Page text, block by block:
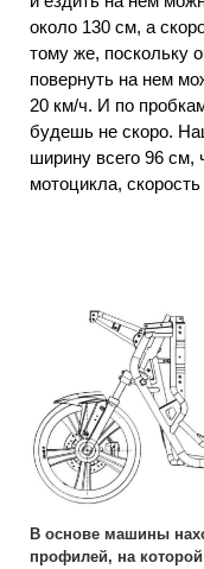
около 130 см, а
тому же, поскольку
повернуть на нем
20 км/ч. И по
будешь не скоро.
ширину всего 96
мотоцикла,
В основе машины
профилей, на